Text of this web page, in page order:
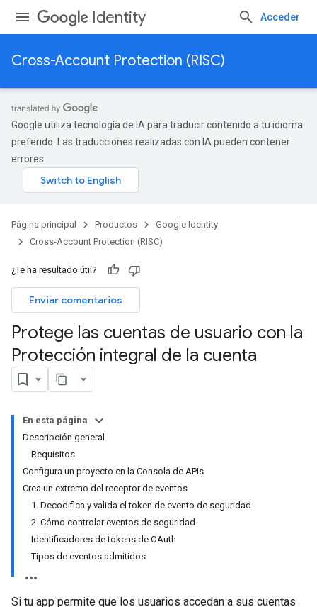
Identity Acceder
Cross-Account Protection (RISC)
Google utiliza tecnología de IA para traducir contenido a tu idioma
preferido. Las traducciones realizadas con IA pueden contener
errores.
Página principal Productos
Google Identity
Cross-Account Protection (RISC)
¿Te ha resultado útil?
Enviar comentarios
Protege las cuentas de usuario con la
Protección integral de la cuenta
En esta página
Descripción general
Requisitos
Configura un proyecto en la Consola de APIs
Crea un extremo del receptor de eventos
1. Decodifica y valida el token de evento de seguridad
2. Cómo controlar eventos de seguridad
Identificadores de tokens de OAuth
Tipos de eventos admitidos
Si tu app permite que los usuarios accedan a sus cuentas